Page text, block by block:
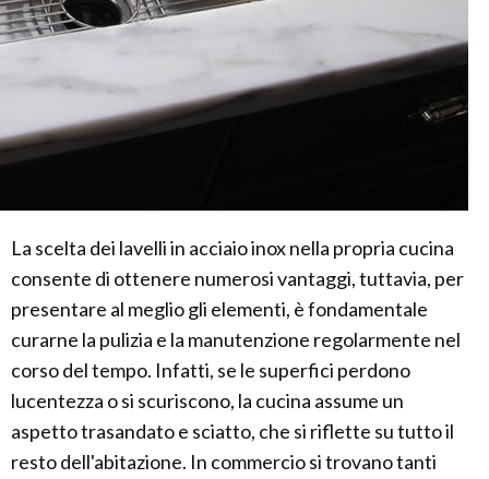
La scelta dei lavelli in acciaio inox nella propria cucina
consente di ottenere numerosi vantaggi, tuttavia, per
presentare al meglio gli elementi, è fondamentale
curarne la pulizia e la manutenzione regolarmente nel
corso del tempo. Infatti, se le superfici perdono
lucentezza o si scuriscono, la cucina assume un
aspetto trasandato e sciatto, che si riflette su tutto il
resto dell'abitazione. In commercio si trovano tanti